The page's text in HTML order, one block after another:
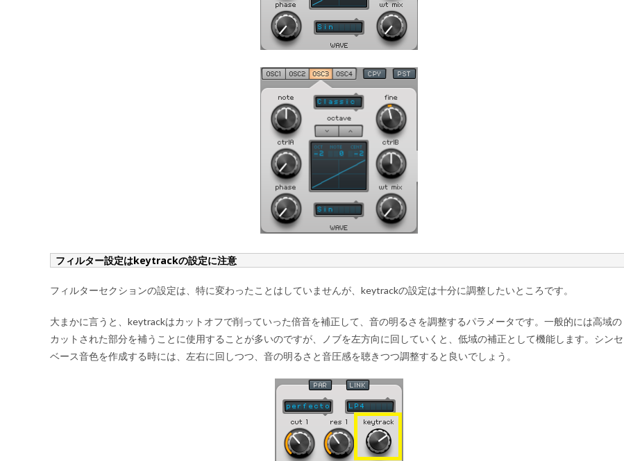
フィルター設定はkeytrackの設定に注意
フィルターセクションの設定は、特に変わったことはしていませんが、keytrackの設定は十分に調整したいところです。
大まかに言うと、keytrackはカットオフで削っていった倍音を補正して、音の明るさを調整するパラメータです。一般的には高域の
カットされた部分を補うことに使用することが多いのですが、ノブを左方向に回していくと、低域の補正として機能します。シンセ
ベース音色を作成する時には、左右に回しつつ、音の明るさと音圧感を聴きつつ調整すると良いでしょう。